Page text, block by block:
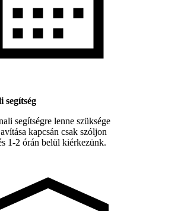
segítség
segítségre lenne szüksége
kapcsán csak szóljon
1-2 órán belül kiérkezünk.